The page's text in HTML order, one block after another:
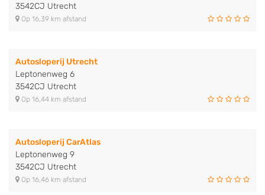
3542CJ Utrecht
Op 16,39 km afstand
Autosloperij Utrecht
Leptonenweg 6
3542CJ Utrecht
Op 16,44 km afstand
Autosloperij CarAtlas
Leptonenweg 9
3542CJ Utrecht
Op 16,46 km afstand